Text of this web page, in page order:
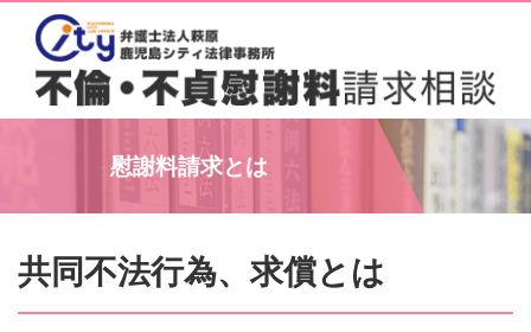
慰謝料請求とは
共同不法行為、求償とは